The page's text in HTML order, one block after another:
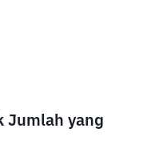
Jumlah yang